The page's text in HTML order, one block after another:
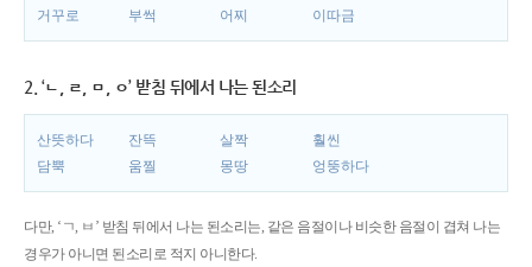
거꾸로
부썩 어찌 이따금
2. ‘ㄴ, ㄹ, ㅁ, ㅇ’ 받침 뒤에서 나는 된소리
산뜻하다 잔뜩 살짝
훨씬
담뿍
움찔 몽땅 엉뚱하다
다만, ‘ㄱ, ㅂ’ 받침 뒤에서 나는 된소리는, 같은 음절이나 비슷한 음절이 겹쳐 나는
경우가 아니면 된소리로 적지 아니한다.